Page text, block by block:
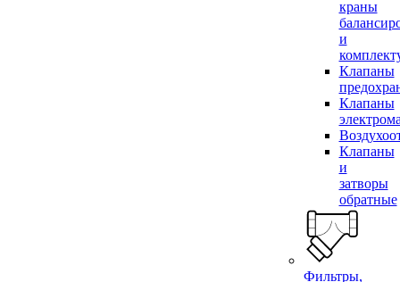
краны
и
Клапаны
Клапаны
Клапаны
и
затворы
обратные
Фильтры,